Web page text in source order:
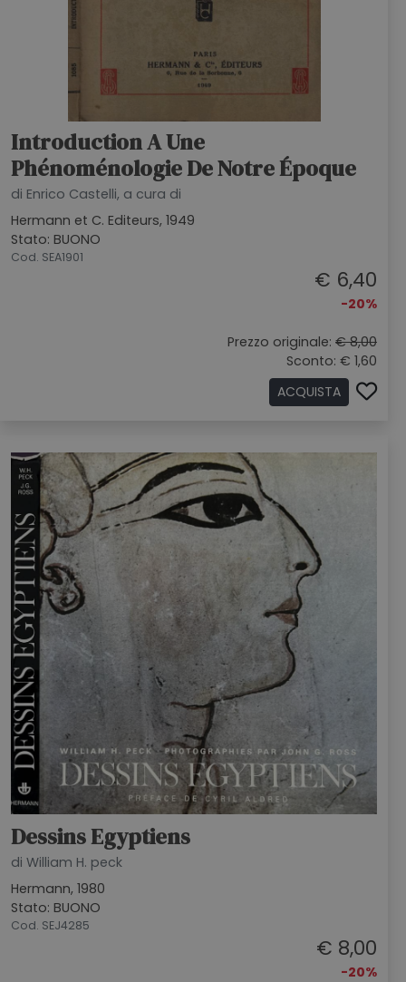
Introduction A Une
Phénoménologie De Notre Époque
di Enrico Castelli, a cura di
Hermann et C. Editeurs, 1949
Stato: BUONO
Cod. SEA1901
€ 6,40
-20%
Prezzo originale: € 8,00
Sconto: € 1,60
ACQUISTA
Dessins Egyptiens
di William H. peck
Hermann, 1980
Stato: BUONO
Cod. SEJ4285
€ 8,00
-20%